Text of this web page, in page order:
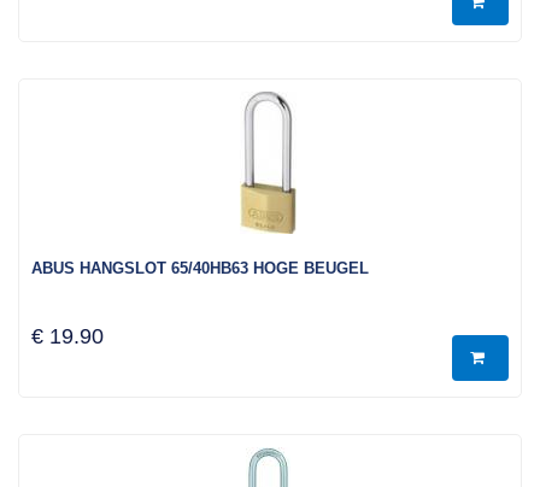
ABUS HANGSLOT 65/40HB63 HOGE BEUGEL
€ 19.90